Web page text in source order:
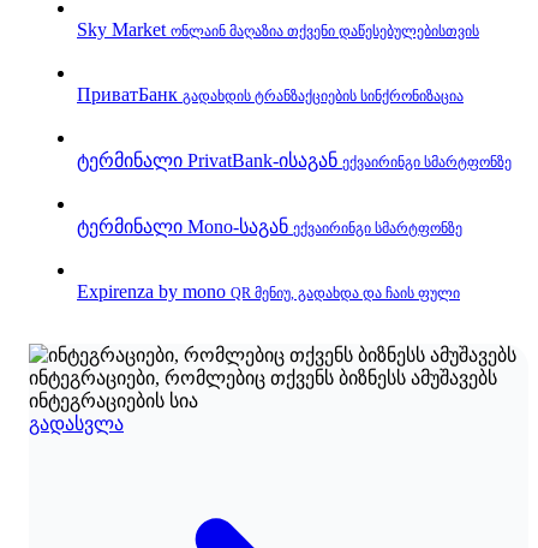
Sky Market ონლაინ მაღაზია თქვენი დაწესებულებისთვის
ПриватБанк გადახდის ტრანზაქციების სინქრონიზაცია
ტერმინალი PrivatBank‑ისაგან ექვაირინგი სმარტფონზე
ტერმინალი Mono‑საგან ექვაირინგი სმარტფონზე
Expirenza by mono QR მენიუ, გადახდა და ჩაის ფული
ინტეგრაციები, რომლებიც თქვენს ბიზნესს ამუშავებს
ინტეგრაციების სია
გადასვლა